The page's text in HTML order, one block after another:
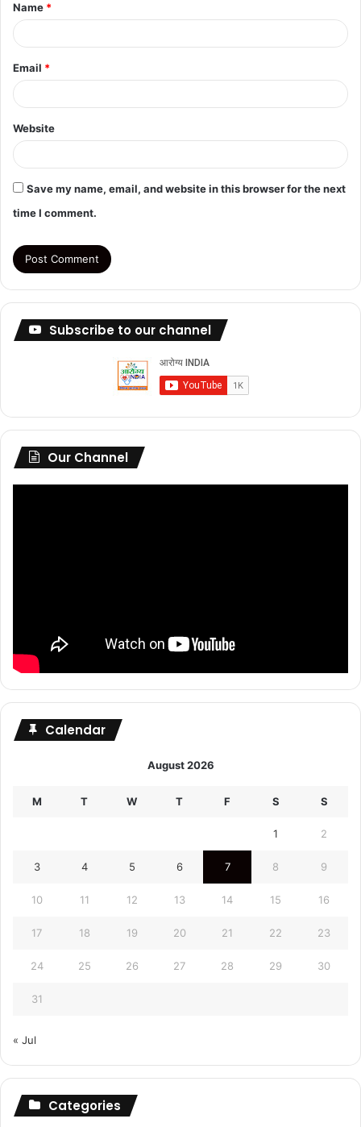
*
Name *
Email *
Website
Save my name, email, and website in this browser for the next
time I comment.
Subscribe to our channel
Our Channel
Calendar
August 2026
M T W T F S S
1 2
3 4 5 6 7 8 9
10 11 12 13 14 15 16
17 18 19 20 21 22 23
24 25 26 27 28 29 30
31
« Jul
Categories